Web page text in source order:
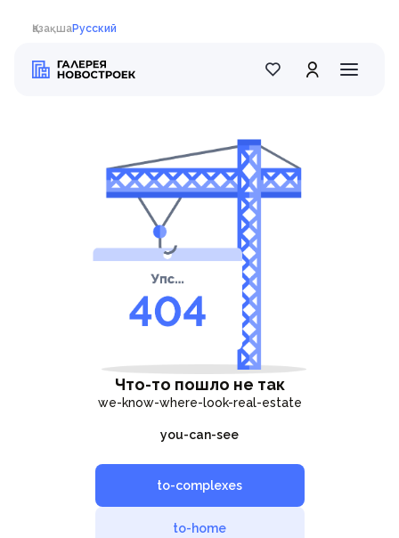
ҚазақшаРусский
Что-то пошло не так
we-know-where-look-real-estate
you-can-see
to-complexes
to-home